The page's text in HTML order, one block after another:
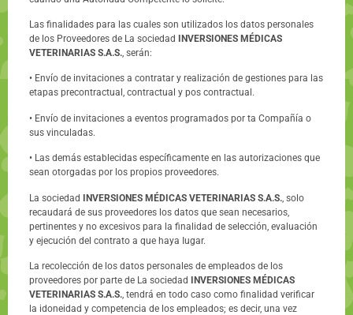
Las finalidades para las cuales son utilizados los datos personales
de los Proveedores de La sociedad
INVERSIONES MÉDICAS
VETERINARIAS S.A.S., serán:
• Envío de invitaciones a contratar y realización de gestiones para las
etapas precontractual, contractual y pos contractual.
• Envío de invitaciones a eventos programados por ta Compañía o
sus vinculadas.
• Las demás establecidas específicamente en las autorizaciones que
sean otorgadas por los propios proveedores.
La sociedad INVERSIONES MÉDICAS VETERINARIAS S.A.S. , solo
recaudará de sus proveedores los datos que sean necesarios,
pertinentes y no excesivos para la finalidad de selección, evaluación
y ejecución del contrato a que haya Iugar.
La recolección de los datos personales de empleados de los
proveedores por parte de La sociedad
INVERSIONES MÉDICAS
VETERINARIAS S.A.S., tendrá en todo caso como finalidad verificar
la idoneidad y competencia de los empleados; es decir, una vez